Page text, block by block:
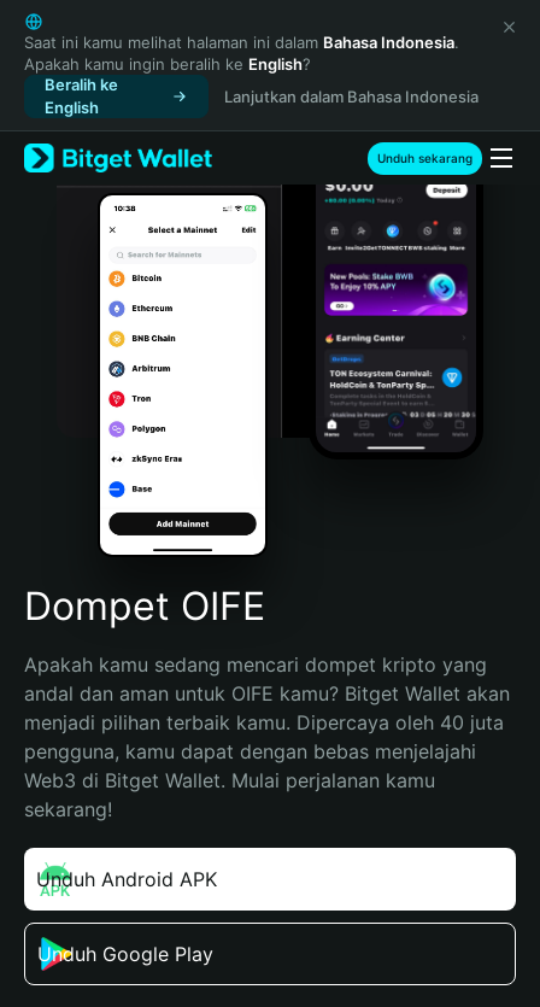
English
日本語
Tiếng Việt
Русский
Español (Latinoamérica)
Türkçe
Italiano
Português (Portugal)
Bahasa Indonesia
Português (Brasil)
Español (Argentina)
Saat ini kamu melihat halaman ini dalam Bahasa Indonesia.
Apakah kamu ingin beralih ke English?
Beralih ke
English
Lanjutkan dalam Bahasa Indonesia
Unduh sekarang
Dompet OIFE
Apakah kamu sedang mencari dompet kripto yang
andal dan aman untuk OIFE kamu? Bitget Wallet akan
menjadi pilihan terbaik kamu. Dipercaya oleh 40 juta
pengguna, kamu dapat dengan bebas menjelajahi
Web3 di Bitget Wallet. Mulai perjalanan kamu
sekarang!
Unduh Android APK
Unduh Google Play